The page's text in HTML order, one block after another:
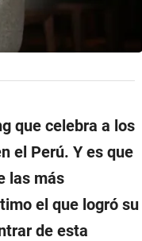
que celebra a los
el Perú. Y es que
las más
el que logró su
de esta